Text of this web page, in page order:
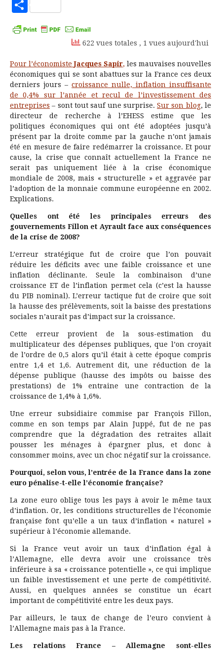
Partager
622 vues totales , 1 vues aujourd'hui
Pour l’économisteJacques Sapir, les mauvaises nouvelles
économiques qui se sont abattues sur la France ces deux
derniers jours – croissance nulle, inflation insuffisante
de 0,4% sur l’année et recul de l’investissement des
entreprises – sont tout sauf une surprise.Sur son blog, le
directeur de recherche à l’EHESS estime que les
politiques économiques qui ont été adoptées jusqu’à
présent par la droite comme par la gauche n’ont jamais
été en mesure de faire redémarrer la croissance. Et pour
cause, la crise que connaît actuellement la France ne
serait pas uniquement liée à la crise économique
mondiale de 2008, mais « structurelle » et aggravée par
l’adoption de la monnaie commune européenne en 2002.
Explications.
Quelles ont été les principales erreurs des
gouvernements Fillon et Ayrault face aux conséquences
de la crise de 2008?
L’erreur stratégique fut de croire que l’on pouvait
réduire les déficits avec une faible croissance et une
inflation déclinante. Seule la combinaison d’une
croissance ET de l’inflation permet cela (c’est la hausse
du PIB nominal). L’erreur tactique fut de croire que soit
la hausse des prélèvements, soit la baisse des prestations
sociales n’aurait pas d’impact sur la croissance.
Cette erreur provient de la sous-estimation du
multiplicateur des dépenses publiques, que l’on croyait
de l’ordre de 0,5 alors qu’il était à cette époque compris
entre 1,4 et 1,6. Autrement dit, une réduction de la
dépense publique (hausse des impôts ou baisse des
prestations) de 1% entraine une contraction de la
croissance de 1,4% à 1,6%.
Une erreur subsidiaire commise par François Fillon,
comme en son temps par Alain Juppé, fut de ne pas
comprendre que la dégradation des retraites allait
pousser les ménages à épargner plus, et donc à
consommer moins, avec un choc négatif sur la croissance.
Pourquoi, selon vous, l’entrée de la France dans la zone
euro pénalise-t-elle l’économie française?
La zone euro oblige tous les pays à avoir le même taux
d’inflation. Or, les conditions structurelles de l’économie
française font qu’elle a un taux d’inflation « naturel »
supérieur à l’économie allemande.
Si la France veut avoir un taux d’inflation égal à
l’Allemagne, elle devra avoir une croissance très
inférieure à sa « croissance potentielle », ce qui implique
un faible investissement et une perte de compétitivité.
Aussi, en quelques années se constitue un écart
important de compétitivité entre les deux pays.
Par ailleurs, le taux de change de l’euro convient à
l’Allemagne mais pas à la France.
Les relations France – Allemagne sont-elles